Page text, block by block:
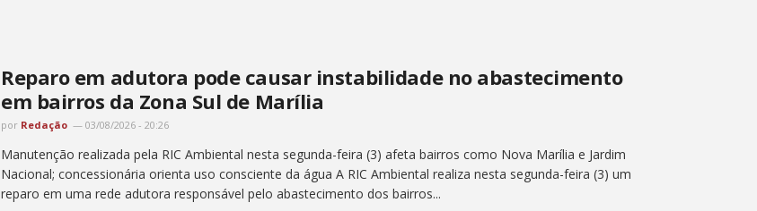
Reparo em adutora pode causar instabilidade no abastecimento
em bairros da Zona Sul de Marília
por Redação 03/08/2026 - 20:26
Manutenção realizada pela RIC Ambiental nesta segunda-feira (3) afeta bairros como Nova Marília e Jardim
Nacional; concessionária orienta uso consciente da água A RIC Ambiental realiza nesta segunda-feira (3) um
reparo em uma rede adutora responsável pelo abastecimento dos bairros...